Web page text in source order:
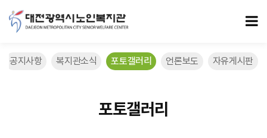
경로당 활성화 프로그램 운영 > 포토갤러리
공지사항 복지관소식 포토갤러리 언론보도 자유게시판
포토갤러리